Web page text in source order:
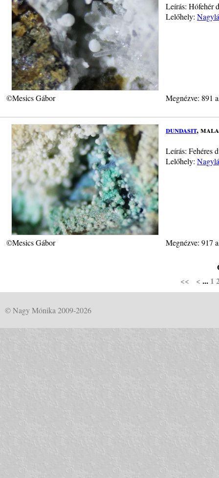
Leírás: Hófehér
Lelőhely:
©Mesics Gábor Megnézve: 891
dundasit,
Leírás: Fehéres
Lelőhely:
©Mesics Gábor Megnézve: 917
<<
< ... 1
© Nagy Mónika 2009-2026